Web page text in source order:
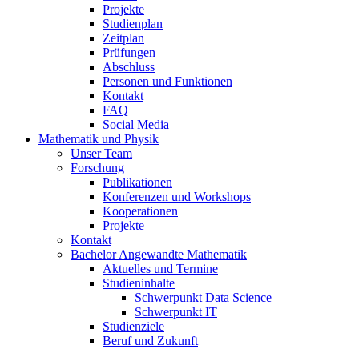
Projekte
Studienplan
Zeitplan
Prüfungen
Abschluss
Personen und Funktionen
Kontakt
FAQ
Social Media
Mathematik und Physik
Unser Team
Forschung
Publikationen
Konferenzen und Workshops
Kooperationen
Projekte
Kontakt
Bachelor Angewandte Mathematik
Aktuelles und Termine
Studieninhalte
Schwerpunkt Data Science
Schwerpunkt IT
Studienziele
Beruf und Zukunft